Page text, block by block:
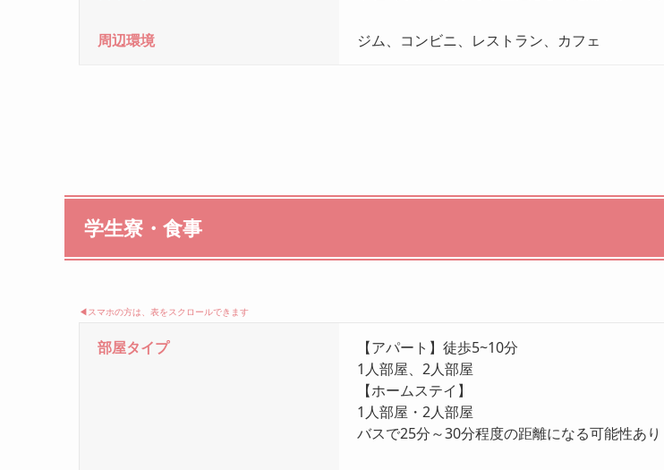
周辺環境 ジム、コンビニ、レストラン、カフェ
学生寮・食事
◀︎スマホの方は、表をスクロールできます
部屋タイプ
【アパート】徒歩5~10分
1人部屋、2人部屋
【ホームステイ】
1人部屋・2人部屋
バスで25分～30分程度の距離になる可能性あり